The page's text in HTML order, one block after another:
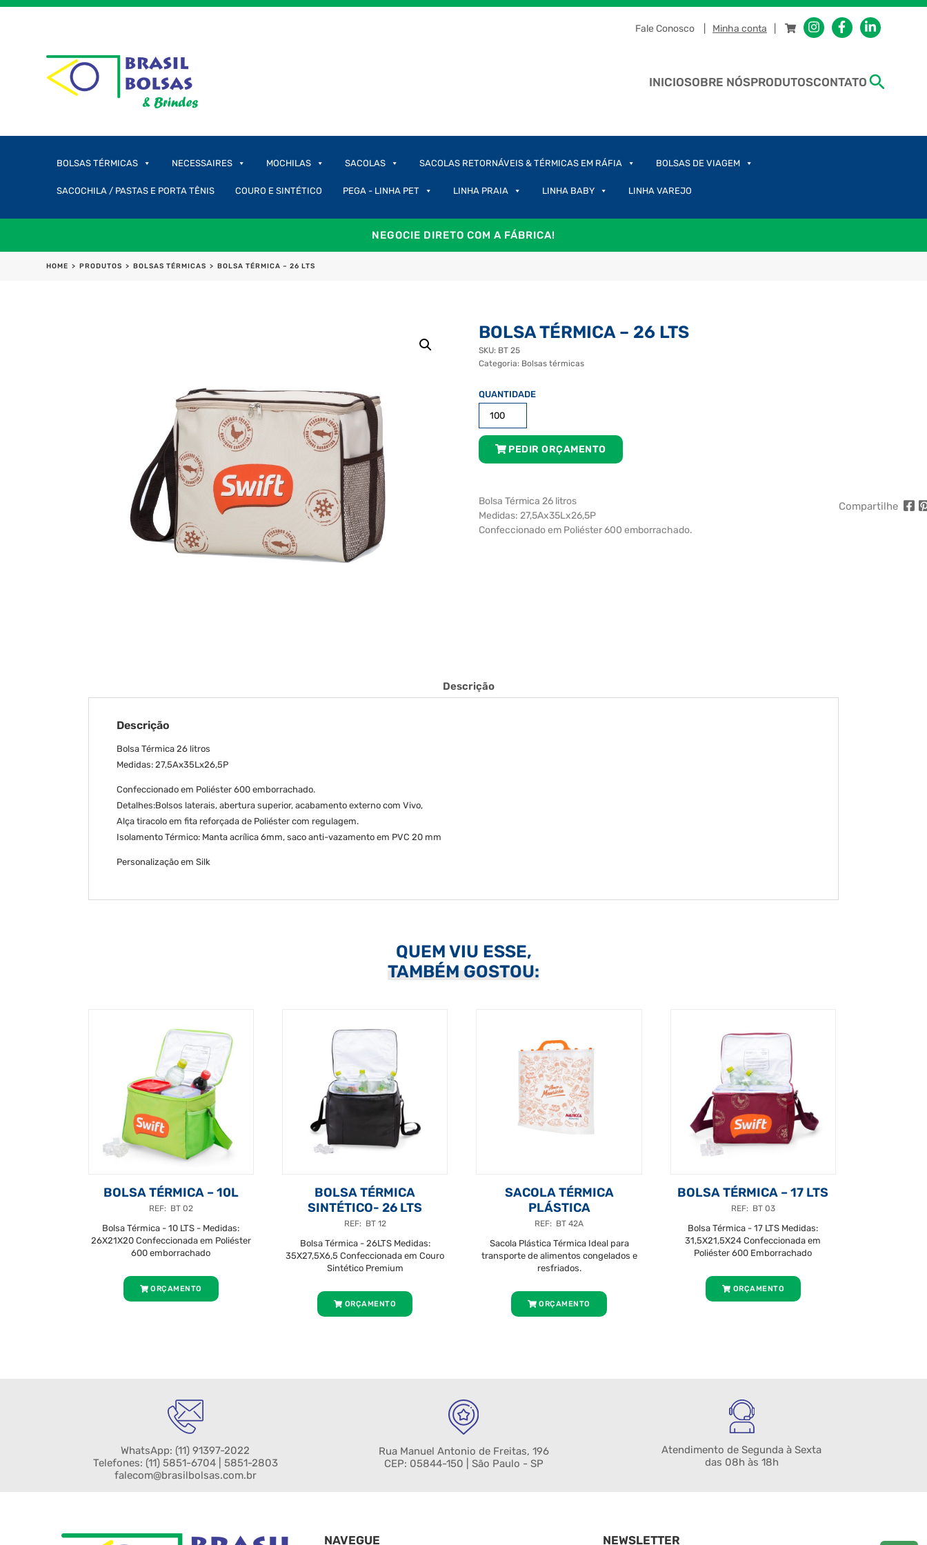
Fale Conosco Minha conta
INICIOSOBRE NÓSPRODUTOSCONTATO
BOLSAS TÉRMICAS NECESSAIRES MOCHILAS SACOLAS SACOLAS RETORNÁVEIS & TÉRMICAS EM RÁFIA BOLSAS DE VIAGEM
SACOCHILA / PASTAS E PORTA TÊNIS COURO E SINTÉTICO PEGA - LINHA PET LINHA PRAIA LINHA BABY LINHA VAREJO
NEGOCIE DIRETO COM A FÁBRICA!
HOME > PRODUTOS > BOLSAS TÉRMICAS > BOLSA TÉRMICA – 26 LTS
BOLSA TÉRMICA – 26 LTS
SKU: BT 25
Categoria: Bolsas térmicas
Térmica
-
26
LTS
PEDIR ORÇAMENTO
Bolsa Térmica 26 litros
Medidas: 27,5Ax35Lx26,5P
Confeccionado em Poliéster 600 emborrachado.
Compartilhe
Descrição
Descrição
Bolsa Térmica 26 litros
Medidas: 27,5Ax35Lx26,5P
Confeccionado em Poliéster 600 emborrachado.
Detalhes:Bolsos laterais, abertura superior, acabamento externo com Vivo,
Alça tiracolo em fita reforçada de Poliéster com regulagem.
Isolamento Térmico: Manta acrílica 6mm, saco anti-vazamento em PVC 20 mm
Personalização em Silk
QUEM VIU ESSE,
TAMBÉM GOSTOU:
BOLSA TÉRMICA – 10L
REF: BT 02
Bolsa Térmica - 10 LTS - Medidas:
26X21X20 Confeccionada em Poliéster
600 emborrachado
ORÇAMENTO
BOLSA TÉRMICA
SINTÉTICO- 26 LTS
REF: BT 12
Bolsa Térmica - 26LTS Medidas:
35X27,5X6,5 Confeccionada em Couro
Sintético Premium
ORÇAMENTO
SACOLA TÉRMICA
PLÁSTICA
REF: BT 42A
Sacola Plástica Térmica Ideal para
transporte de alimentos congelados e
resfriados.
ORÇAMENTO
BOLSA TÉRMICA – 17 LTS
REF: BT 03
Bolsa Térmica - 17 LTS Medidas:
31,5X21,5X24 Confeccionada em
Poliéster 600 Emborrachado
ORÇAMENTO
WhatsApp: (11) 91397-2022
Telefones: (11) 5851-6704| 5851-2803
falecom@brasilbolsas.com.br
Rua Manuel Antonio de Freitas, 196
CEP: 05844-150 | São Paulo - SP
Atendimento de Segunda à Sexta
das 08h às 18h
NAVEGUE NEWSLETTER